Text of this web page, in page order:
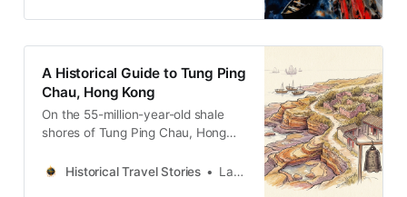
無數靈魂交織的命運轉角。 從清初遷
界令下的文明斷裂，到大鵬灣海盜橫
文人的秘密航線，到冷戰夜色裡奔赴
自由的驚濤駭浪，最後歸於那場橫跨
半個地球的全球遷徙。這條路線將帶
領您踏上這座「歷史的避風港」，在
見那些關於生存、博弈與離散的真實
A Historical Guide to Tung Ping
Chau, Hong Kong
On the 55-million-year-old shale
shores of Tung Ping Chau, Hong
history unfolds. From pirate raids
Historical Travel Stories Lawrence